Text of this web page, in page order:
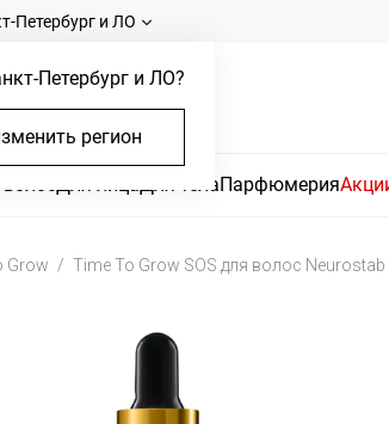
Петербург и ЛО
Петербург и ЛО?
регион
Для лицаДля телаПарфюмерия
Grow Time To Grow SOS для волос Neurostab